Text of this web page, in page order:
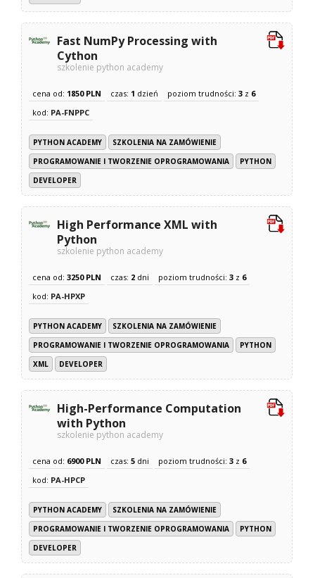
Fast NumPy Processing with
Cython
szkolenie python academy
cena od: 1850 PLN czas: 1 dzień poziom trudności:3 z 6
kod: PA-FNPPC
PYTHON ACADEMY
SZKOLENIA NA ZAMÓWIENIE
PROGRAMOWANIE I TWORZENIE OPROGRAMOWANIA
PYTHON
DEVELOPER
High Performance XML with
Python
szkolenie python academy
cena od:3250 PLN czas: 2 dni poziom trudności:3 z 6
kod: PA-HPXP
PYTHON ACADEMY
SZKOLENIA NA ZAMÓWIENIE
PROGRAMOWANIE I TWORZENIE OPROGRAMOWANIA
PYTHON
XML
DEVELOPER
High-Performance Computation
with Python
szkolenie python academy
cena od: 6900 PLN czas:5 dni poziom trudności:3 z 6
kod: PA-HPCP
PYTHON ACADEMY
SZKOLENIA NA ZAMÓWIENIE
PROGRAMOWANIE I TWORZENIE OPROGRAMOWANIA
PYTHON
DEVELOPER